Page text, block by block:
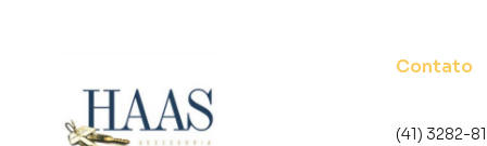
tradicionais. Já vendemos e locamos
Curitiba, o que aumenta muito o número de
maior chance de vender ou alugar seu imóvel
Contato
(41) 3282-